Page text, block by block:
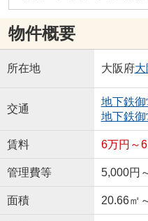
物件概要
所在地 大阪府大
交通
地下鉄
地下鉄
賃料 6万円～
管理費等 5,000円
面積 20.66㎡